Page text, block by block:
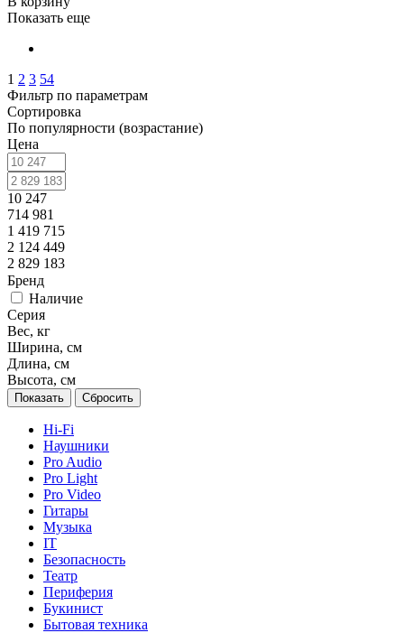
Показать еще
1 2 3 54
Фильтр по параметрам
Сортировка
По популярности (возрастание)
Цена
10 247
714 981
1 419 715
2 124 449
2 829 183
Бренд
Наличие
Серия
Вес, кг
Ширина, см
Длина, см
Высота, см
Сбросить
Hi-Fi
Наушники
Pro Audio
Pro Light
Pro Video
Гитары
Музыка
IT
Безопасность
Театр
Периферия
Букинист
Бытовая техника